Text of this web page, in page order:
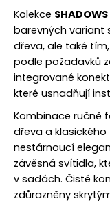
hvězdiček.
Kolekce SHADOWS
barevných variant
dřeva, ale také
podle požadavků
integrované
které usnadňují
Kombinace ručně
dřeva a
nestárnoucí
závěsná svítidla,
v sadách. Čisté
zdůrazněny
D
o
p
o
r
u
č
u
j
e
m
e